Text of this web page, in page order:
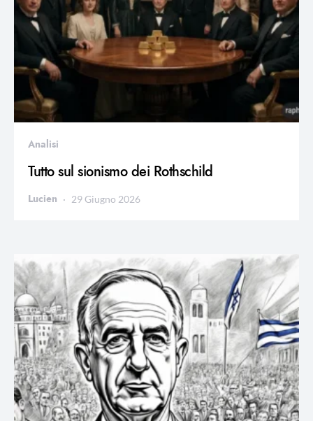
Analisi
Tutto sul sionismo dei Rothschild
Lucien 29 Giugno 2026